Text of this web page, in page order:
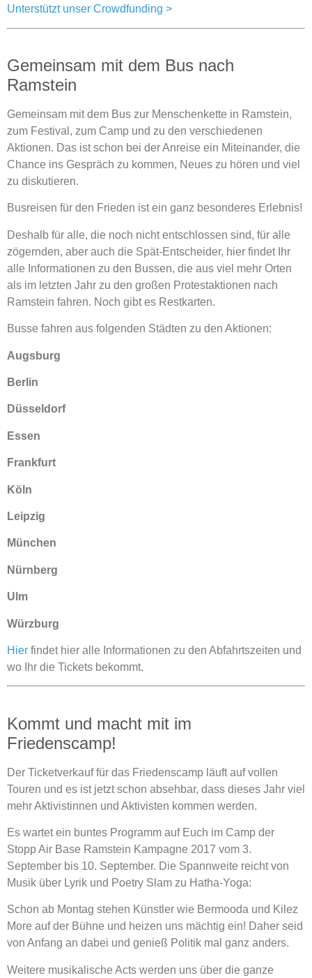
Unterstützt unser Crowdfunding >
Gemeinsam mit dem Bus nach
Ramstein
Gemeinsam mit dem Bus zur Menschenkette in Ramstein,
zum Festival, zum Camp und zu den verschiedenen
Aktionen. Das ist schon bei der Anreise ein Miteinander, die
Chance ins Gespräch zu kommen, Neues zu hören und viel
zu diskutieren.
Busreisen für den Frieden ist ein ganz besonderes Erlebnis!
Deshalb für alle, die noch nicht entschlossen sind, für alle
zögernden, aber auch die Spät-Entscheider, hier findet Ihr
alle Informationen zu den Bussen, die aus viel mehr Orten
als im letzten Jahr zu den großen Protestaktionen nach
Ramstein fahren. Noch gibt es Restkarten.
Busse fahren aus folgenden Städten zu den Aktionen:
Augsburg
Berlin
Düsseldorf
Essen
Frankfurt
Köln
Leipzig
München
Nürnberg
Ulm
Würzburg
Hier findet hier alle Informationen zu den Abfahrtszeiten und
wo Ihr die Tickets bekommt.
Kommt und macht mit im
Friedenscamp!
Der Ticketverkauf für das Friedenscamp läuft auf vollen
Touren und es ist jetzt schon absehbar, dass dieses Jahr viel
mehr Aktivistinnen und Aktivisten kommen werden.
Es wartet ein buntes Programm auf Euch im Camp der
Stopp Air Base Ramstein Kampagne 2017 vom 3.
September bis 10. September. Die Spannweite reicht von
Musik über Lyrik und Poetry Slam zu Hatha-Yoga:
Schon ab Montag stehen Künstler wie Bermooda und Kilez
More auf der Bühne und heizen uns mächtig ein! Daher seid
von Anfang an dabei und genieß Politik mal ganz anders.
Weitere musikalische Acts werden uns über die ganze